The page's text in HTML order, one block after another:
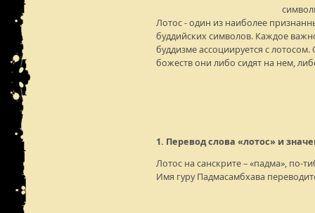
Лотос - один из наиболее
буддийских символов. Каждое
буддизме ассоциируется с
божеств они либо сидят на нем,
1. Перевод слова «лотос» и
Лотос на санскрите – «падма», по-
Имя гуру Падмасамбхава